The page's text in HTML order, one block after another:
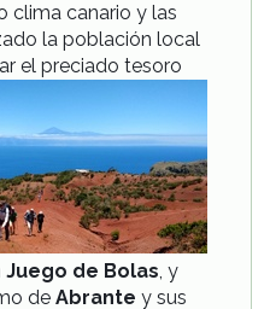
clima canario y las
la población local
el preciado tesoro
Juego de Bolas, y
de Abrante y sus